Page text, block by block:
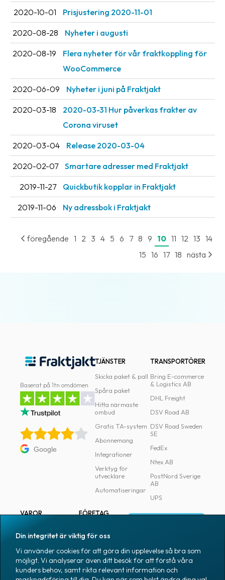
Förbjudet
och
farligt
innehåll
2020-10-01 Prisjustering 2020-11-01
2020-08-28 Nyheter i augusti
2020-08-19
Flera nyheter för vår fraktkoppling för
WooCommerce
2020-06-09 Nyheter i juni på Fraktjakt
2020-03-18
2020-03-31 Hur påverkas frakter av
Corona viruset
2020-03-04 Release 2020-03-04
2020-02-07 Smartare adresser med Fraktjakt
2019-11-27 Quickbutik kopplar in Fraktjakt
2019-11-06 Ny adressbok i Fraktjakt
föregående 1 2 3 4 5 6 7 8 9 10 11 12 13 14
15 16 17 18 nästa
Baserat på 1tn omdömen
Google
TJÄNSTER
Skicka paket & pall
Spåra paket
Hitta närmaste
ombud
Gratis TA-system
Abonnemang
Integrationer
Verktyg för
utvecklare
Automatiseringar
TRANSPORTÖRER
Bring E-commerce
& Logistics AB
DHL Freight
DSV Road AB
DSV Road Sweden
SE
FedEx
Ntex AB
PostNord Sverige
AB
UPS
VAROR
Märkning
Emballage
Emballagetillbehör
FÖRETAG
Pressrum
Medarbetare
Jobb & karriär
Skapa konto
Din integritet är viktig för oss
Vi använder cookies för att göra din upplevelse så bra som
möjligt. Vi analyserar även ditt besök för att förstå våra
kunders behov, samt rikta relevant information och